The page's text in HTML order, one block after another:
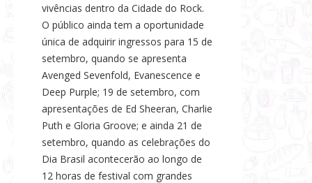
vivências dentro da Cidade do Rock.
O público ainda tem a oportunidade
única de adquirir ingressos para 15 de
setembro, quando se apresenta
Avenged Sevenfold, Evanescence e
Deep Purple; 19 de setembro, com
apresentações de Ed Sheeran, Charlie
Puth e Gloria Groove; e ainda 21 de
setembro, quando as celebrações do
Dia Brasil acontecerão ao longo de
12 horas de festival com grandes